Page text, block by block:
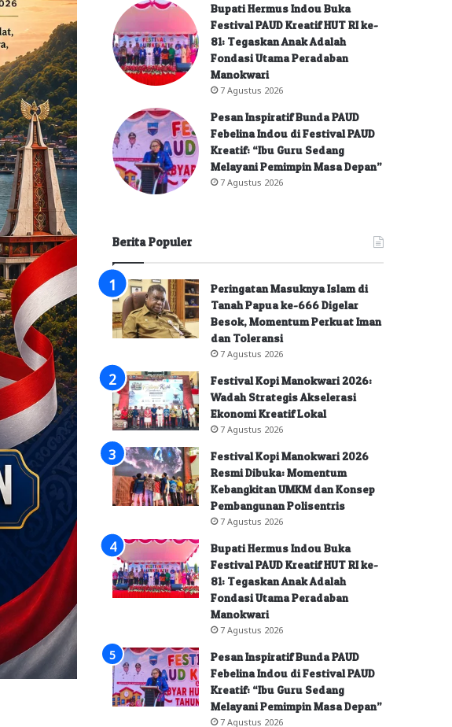
Bupati Hermus Indou Buka
Festival PAUD Kreatif HUT RI ke-
81: Tegaskan Anak Adalah
Fondasi Utama Peradaban
Manokwari
7 Agustus 2026
Pesan Inspiratif Bunda PAUD
Febelina Indou di Festival PAUD
Kreatif: “Ibu Guru Sedang
Melayani Pemimpin Masa Depan”
7 Agustus 2026
Berita Populer
Peringatan Masuknya Islam di
Tanah Papua ke-666 Digelar
Besok, Momentum Perkuat Iman
dan Toleransi
7 Agustus 2026
Festival Kopi Manokwari 2026:
Wadah Strategis Akselerasi
Ekonomi Kreatif Lokal
7 Agustus 2026
Festival Kopi Manokwari 2026
Resmi Dibuka: Momentum
Kebangkitan UMKM dan Konsep
Pembangunan Polisentris
7 Agustus 2026
Bupati Hermus Indou Buka
Festival PAUD Kreatif HUT RI ke-
81: Tegaskan Anak Adalah
Fondasi Utama Peradaban
Manokwari
7 Agustus 2026
Pesan Inspiratif Bunda PAUD
Febelina Indou di Festival PAUD
Kreatif: “Ibu Guru Sedang
Melayani Pemimpin Masa Depan”
7 Agustus 2026